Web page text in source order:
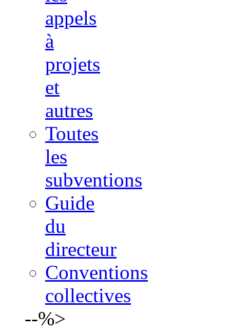
appels
à
projets
et
autres
Toutes
les
subventions
Guide
du
directeur
Conventions
collectives
--%>